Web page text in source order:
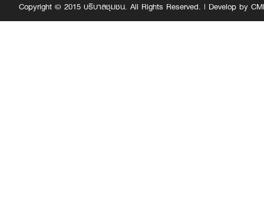
Copyright © 2015 บริบาลชุมชน. All Rights Reserved. | Develop by